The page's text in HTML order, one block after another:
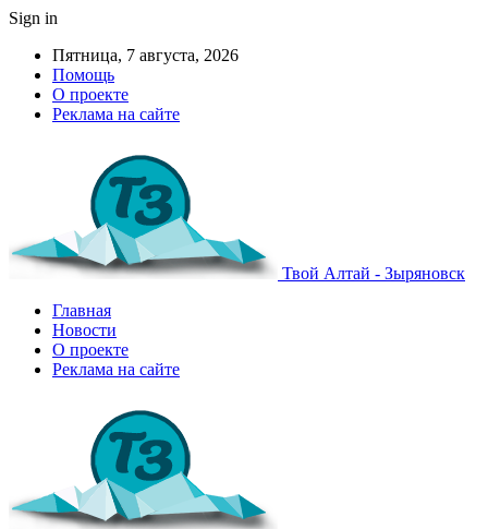
Sign in
Пятница, 7 августа, 2026
Помощь
О проекте
Реклама на сайте
Твой Алтай - Зыряновск
Главная
Новости
О проекте
Реклама на сайте